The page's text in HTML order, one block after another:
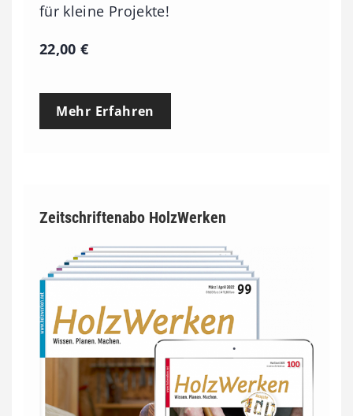
für kleine Projekte!
22,00€
Mehr Erfahren
Zeitschriftenabo HolzWerken